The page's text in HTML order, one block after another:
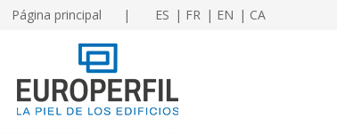
Página principal ES FR EN CA